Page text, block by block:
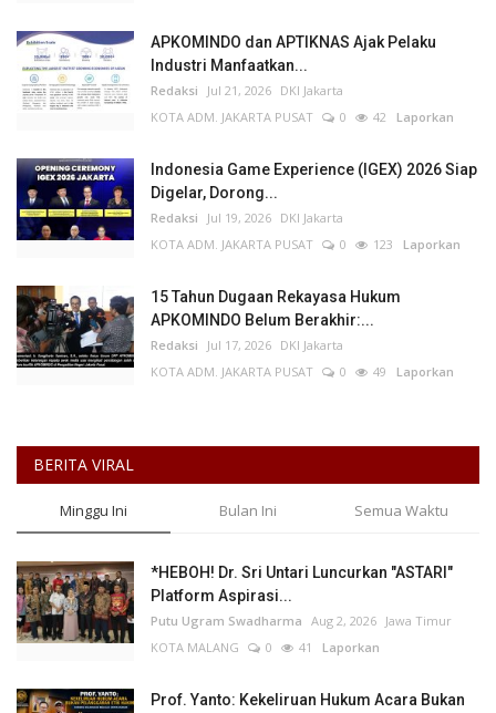
APKOMINDO dan APTIKNAS Ajak Pelaku
Industri Manfaatkan...
Redaksi Jul 21, 2026 DKI Jakarta
KOTA ADM. JAKARTA PUSAT
0 42 Laporkan
Indonesia Game Experience (IGEX) 2026 Siap
Digelar, Dorong...
Redaksi Jul 19, 2026 DKI Jakarta
KOTA ADM. JAKARTA PUSAT
0 123 Laporkan
15 Tahun Dugaan Rekayasa Hukum
APKOMINDO Belum Berakhir:...
Redaksi Jul 17, 2026 DKI Jakarta
KOTA ADM. JAKARTA PUSAT
0 49 Laporkan
BERITA VIRAL
Minggu Ini Bulan Ini Semua Waktu
*HEBOH! Dr. Sri Untari Luncurkan "ASTARI"
Platform Aspirasi...
Putu Ugram Swadharma Aug 2, 2026 Jawa Timur
KOTA MALANG
0 41 Laporkan
Prof. Yanto: Kekeliruan Hukum Acara Bukan